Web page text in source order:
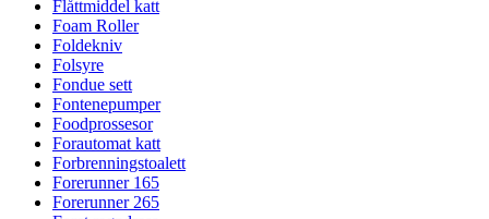
Flåttmiddel katt
Foam Roller
Foldekniv
Folsyre
Fondue sett
Fontenepumper
Foodprossesor
Forautomat katt
Forbrenningstoalett
Forerunner 165
Forerunner 265